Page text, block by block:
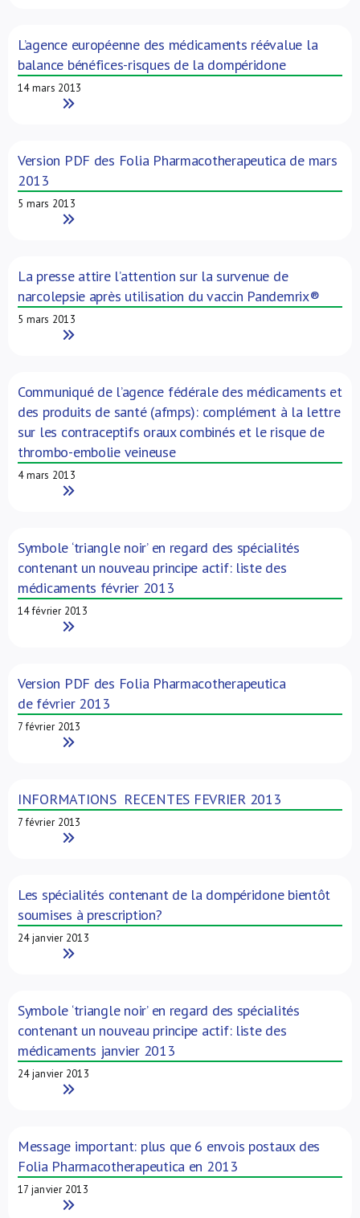
L’agence européenne des médicaments réévalue la
balance bénéfices-risques de la dompéridone
14 mars 2013
Read More
Version PDF des Folia Pharmacotherapeutica de mars
2013
5 mars 2013
Read More
La presse attire l’attention sur la survenue de
narcolepsie après utilisation du vaccin Pandemrix®
5 mars 2013
Read More
Communiqué de l’agence fédérale des médicaments et
des produits de santé (afmps): complément à la lettre
sur les contraceptifs oraux combinés et le risque de
thrombo-embolie veineuse
4 mars 2013
Read More
Symbole ‘triangle noir’ en regard des spécialités
contenant un nouveau principe actif: liste des
médicaments février 2013
14 février 2013
Read More
Version PDF des Folia Pharmacotherapeutica
de février 2013
7 février 2013
Read More
INFORMATIONS RECENTES FEVRIER 2013
7 février 2013
Read More
Les spécialités contenant de la dompéridone bientôt
soumises à prescription?
24 janvier 2013
Read More
Symbole ‘triangle noir’ en regard des spécialités
contenant un nouveau principe actif: liste des
médicaments janvier 2013
24 janvier 2013
Read More
Message important: plus que 6 envois postaux des
Folia Pharmacotherapeutica en 2013
17 janvier 2013
Read More